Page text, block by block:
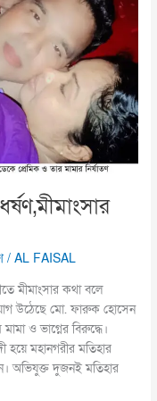
/AL FAISAL
মীমাংসার কথা বলে
উঠেছে মো. ফারুক হোসেন
ও ভাগ্নের বিরুদ্ধে।
হয়ে মহানগরীর মতিহার
অভিযুক্ত দুজনই মতিহার